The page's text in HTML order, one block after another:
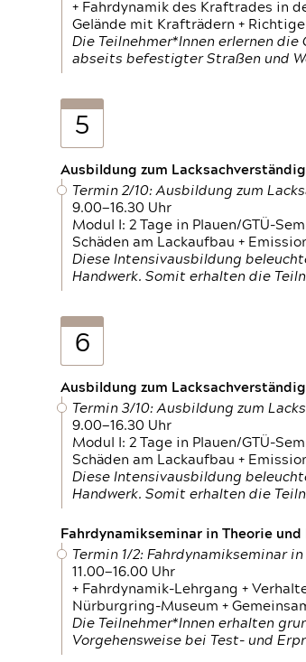
+ Fahrdynamik des Kraftrades in
Gelände mit Krafträdern +
Die Teilnehmer*Innen erlernen
abseits befestigter Straßen und
5
Ausbildung zum
Termin 2/10: Ausbildung zum
9.00—16.30 Uhr
Modul I: 2 Tage in Plauen/GTÜ-
Schäden am Lackaufbau +
Diese Intensivausbildung
Handwerk. Somit erhalten die
6
Ausbildung zum
Termin 3/10: Ausbildung zum
9.00—16.30 Uhr
Modul I: 2 Tage in Plauen/GTÜ-
Schäden am Lackaufbau +
Diese Intensivausbildung
Handwerk. Somit erhalten die
Fahrdynamikseminar in Theorie
Termin 1/2: Fahrdynamikseminar
11.00—16.00 Uhr
+ Fahrdynamik-Lehrgang +
Nürburgring-Museum +
Die Teilnehmer*Innen erhalten
Vorgehensweise bei Test- und